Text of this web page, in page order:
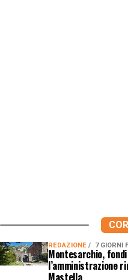
REDAZIONE 7 GIORNI
Montesarchio,
l’amministrazione
Mastella